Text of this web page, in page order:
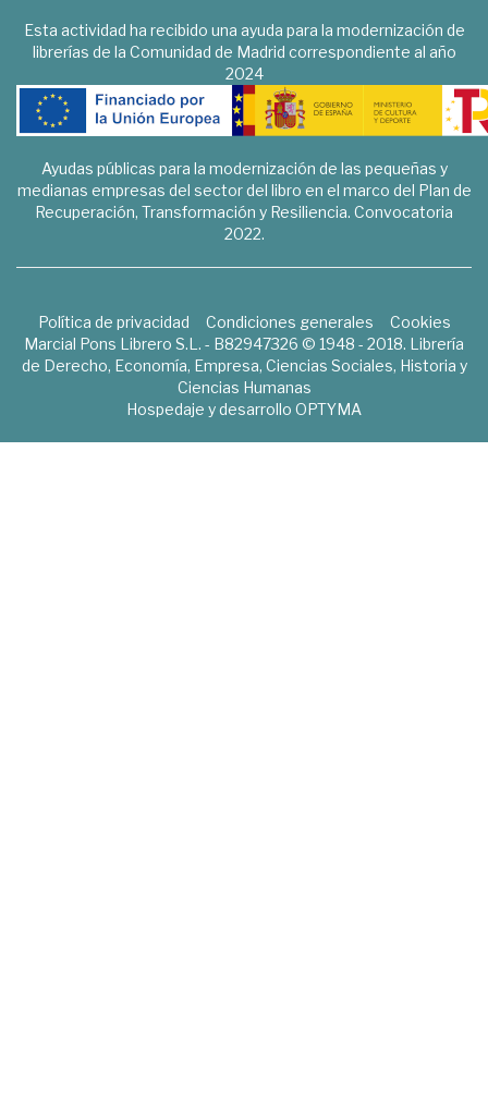
Esta actividad ha recibido una ayuda para la modernización de
librerías de la Comunidad de Madrid correspondiente al año
2024
Ayudas públicas para la modernización de las pequeñas y
medianas empresas del sector del libro en el marco del Plan de
Recuperación, Transformación y Resiliencia. Convocatoria
2022.
Política de privacidad Condiciones generales
Cookies
Marcial Pons Librero S.L. - B82947326 © 1948 - 2018. Librería
de Derecho, Economía, Empresa, Ciencias Sociales, Historia y
Ciencias Humanas
Hospedaje y desarrollo OPTYMA